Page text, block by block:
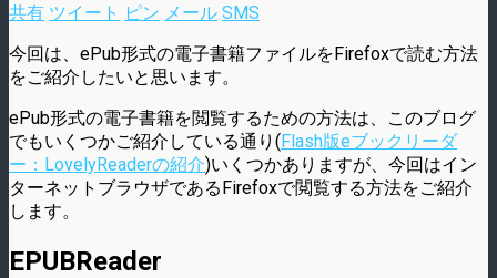
共有 ツイート ピン メール SMS
今回は、ePub形式の電子書籍ファイルをFirefoxで読む方法
をご紹介したいと思います。
ePub形式の電子書籍を閲覧するための方法は、このブログ
でもいくつかご紹介している通り(Flash版eブックリーダ
ー：LovelyReaderの紹介)いくつかありますが、今回はイン
ターネットブラウザであるFirefoxで閲覧する方法をご紹介
します。
EPUBReader